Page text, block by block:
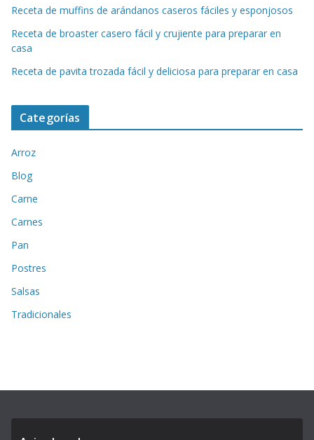
Receta de muffins de arándanos caseros fáciles y esponjosos
Receta de broaster casero fácil y crujiente para preparar en
casa
Receta de pavita trozada fácil y deliciosa para preparar en casa
Categorías
Arroz
Blog
Carne
Carnes
Pan
Postres
Salsas
Tradicionales